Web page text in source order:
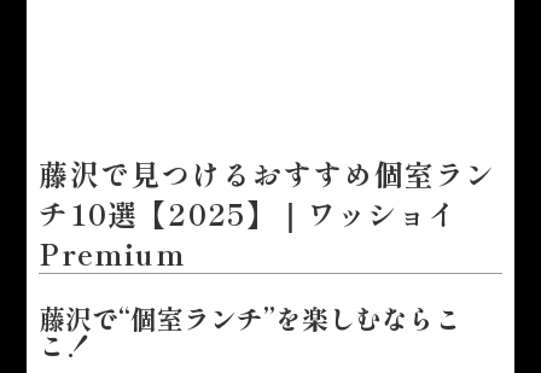
藤沢で見つけるおすすめ個室ラン
チ10選【2025】｜ワッショイ
Premium
藤沢で“個室ランチ”を楽しむならこ
こ！